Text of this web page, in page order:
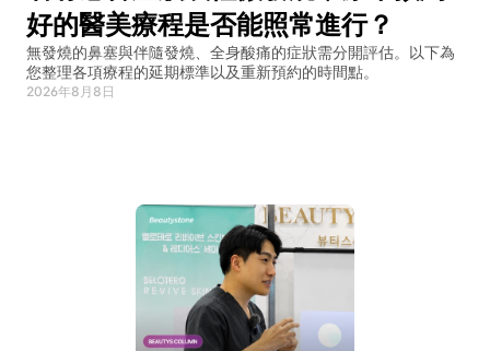
好的醫美療程是否能照常進行？
無發燒的鼻塞與伴隨發燒、全身酸痛的症狀需分開評估。以下為
您整理各項療程的延期標準以及重新預約的時間點。
2026年8月8日